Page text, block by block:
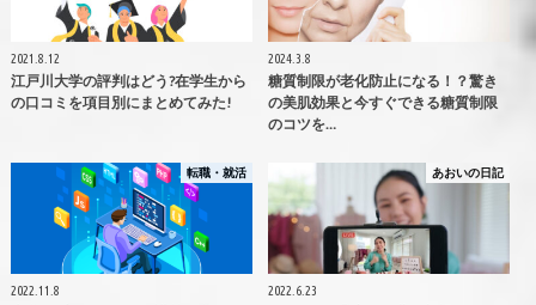
2021.8.12
江戸川大学の評判はどう?在学生から
の口コミを項目別にまとめてみた!
2024.3.8
糖質制限が老化防止になる！？驚き
の美肌効果と今すぐできる糖質制限
のコツを…
転職・就活
2022.11.8
あおいの日記
2022.6.23